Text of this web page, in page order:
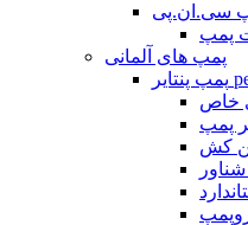
پمپ
پمپ های آلمانی
خاص
پمپ
کش